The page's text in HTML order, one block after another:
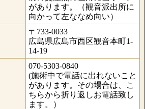
があります。（観音派出所に
向かって左ななめ向い）
〒733-0033
広島県広島市西区観音本町1-
14-19
070-5303-0840
(施術中で電話に出れないこと
があります。その場合は、こ
ちらから折り返しお電話致し
ます。）